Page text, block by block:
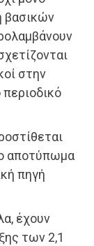
βασικών
στην
αποτύπωμα
πηγή
έχουν
των 2,1